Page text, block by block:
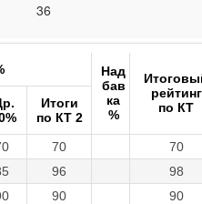
36
Над
бав
ка
%
рейтинг
по КТ
Итоги
по КТ 2
70 70
96 98
90 90